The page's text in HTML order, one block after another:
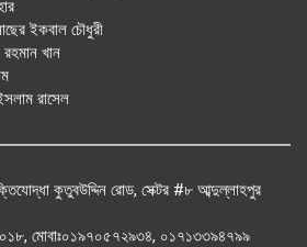
ইকবাল চৌধুরী
খান
রাসেল
কুতুবউদ্দিন রোড, সেক্টর #৮ আব্দুল্লাহপুর
মোবাঃ০১৯৭০৫৭২৯৩৪, ০১৭১৩৩৯৪৭৯৯